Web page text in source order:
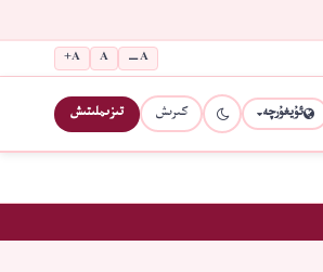
A−
A
A+
ئۇيغۇرچە كىرىش تىزىملىتىش